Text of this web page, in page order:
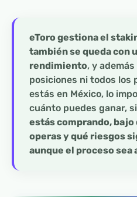
eToro gestiona el
también se queda con
rendimiento, y
posiciones ni todos los
estás en México, lo
cuánto puedes ganar,
estás comprando,
operas y qué riesgos
aunque el proceso sea